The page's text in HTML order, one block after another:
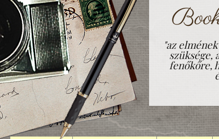
"az
szüksége,
fenőkőre,